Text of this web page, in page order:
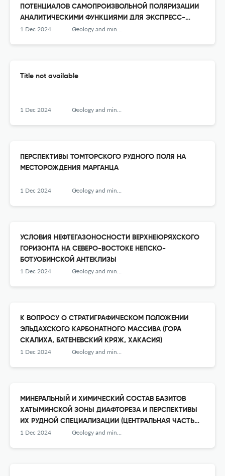
ПОТЕНЦИАЛОВ САМОПРОИЗВОЛЬНОЙ ПОЛЯРИЗАЦИИ
АНАЛИТИЧЕСКИМИ ФУНКЦИЯМИ ДЛЯ ЭКСПРЕСС-
ОПРЕДЕЛЕНИЯ МИНЕРАЛИЗАЦИИ ПЛАСТОВОЙ ВОДЫ
1 Dec 2024 Geology and mineral resources of Siberia
Title not available
1 Dec 2024 Geology and mineral resources of Siberia
ПЕРСПЕКТИВЫ ТОМТОРСКОГО РУДНОГО ПОЛЯ НА
МЕСТОРОЖДЕНИЯ МАРГАНЦА
1 Dec 2024 Geology and mineral resources of Siberia
УСЛОВИЯ НЕФТЕГАЗОНОСНОСТИ ВЕРХНЕЮРЯХСКОГО
ГОРИЗОНТА НА СЕВЕРО-ВОСТОКЕ НЕПСКО-
БОТУОБИНСКОЙ АНТЕКЛИЗЫ
1 Dec 2024 Geology and mineral resources of Siberia
К ВОПРОСУ О СТРАТИГРАФИЧЕСКОМ ПОЛОЖЕНИИ
ЭЛЬДАХСКОГО КАРБОНАТНОГО МАССИВА (ГОРА
СКАЛИХА, БАТЕНЕВСКИЙ КРЯЖ, ХАКАСИЯ)
1 Dec 2024 Geology and mineral resources of Siberia
МИНЕРАЛЬНЫЙ И ХИМИЧЕСКИЙ СОСТАВ БАЗИТОВ
ХАТЫМИНСКОЙ ЗОНЫ ДИАФТОРЕЗА И ПЕРСПЕКТИВЫ
ИХ РУДНОЙ СПЕЦИАЛИЗАЦИИ (ЦЕНТРАЛЬНАЯ ЧАСТЬ
АЛДАНО-СТАНОВОГО ЩИТА)
1 Dec 2024 Geology and mineral resources of Siberia